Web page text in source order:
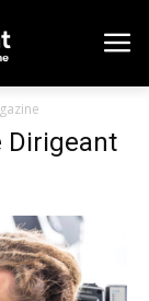
Dirigeant